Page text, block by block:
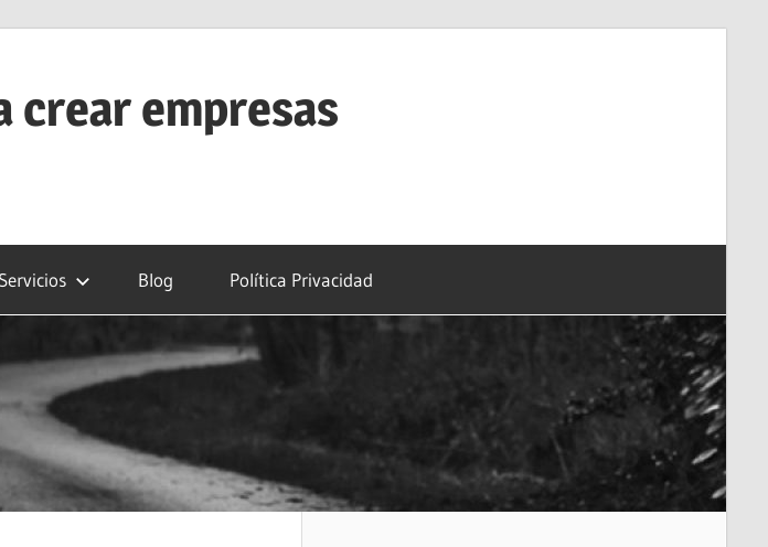
crear empresas
Servicios Blog Política Privacidad